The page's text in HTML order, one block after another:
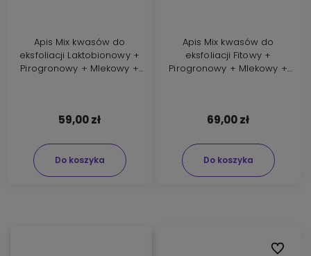
Apis Mix kwasów do
eksfoliacji Laktobionowy +
Pirogronowy + Mlekowy +
59,00 zł
Do koszyka
Apis Mix kwasów do
eksfoliacji Fitowy +
Pirogronowy + Mlekowy +
69,00 zł
Do koszyka
Do